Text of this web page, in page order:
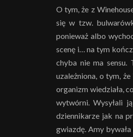
O tym, że z
się w tzw.
ponieważ albo
scenę i… na tym
chyba nie ma sensu.
uzależniona, o tym,
organizm wiedziała,
wytwórni. Wysyłali
dziennikarze jak na
gwiazdę. Amy